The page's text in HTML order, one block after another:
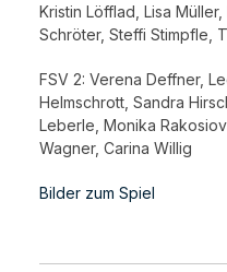
Kristin Löfflad, Lisa
Schröter, Steffi Stimpfle,
FSV 2: Verena Deffner,
Helmschrott, Sandra
Leberle, Monika
Wagner, Carina Willig
Bilder zum Spiel